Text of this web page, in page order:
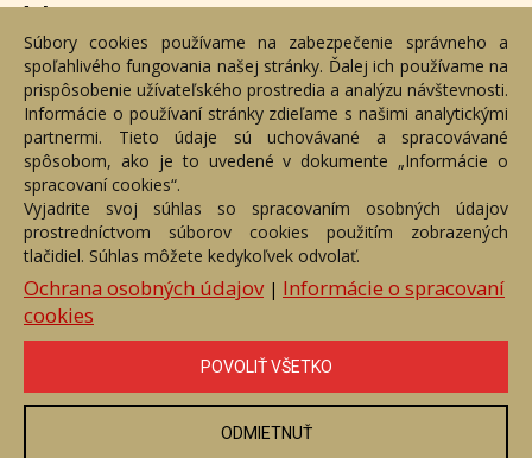
Adresa
Nižný Hrušov 333, 094 22, Slovenská republika
+421 905 356 921
+421 905 959 101
dartesro@dartesro.sk
Hlavná stránka Aukčný katalóg
Objednávka dražby
Termíny aukcií
Online Aukcia
DARTE AUKČNÁ SPOLOČNOSŤ s.r.o. © 2007 - 2026
Akékoľvek používanie obrazových a textových súčastí tejto stránky je
podmienené výslovným súhlasom jej vlastníka. Všetky práva sú
vyhradené.
Súbory cookies používame na zabezpečenie správneho a
spoľahlivého fungovania našej stránky. Ďalej ich používame na
prispôsobenie užívateľského prostredia a analýzu návštevnosti.
Informácie o používaní stránky zdieľame s našimi analytickými
partnermi. Tieto údaje sú uchovávané a spracovávané
spôsobom, ako je to uvedené v dokumente „Informácie o
spracovaní cookies“.
Vyjadrite svoj súhlas so spracovaním osobných údajov
prostredníctvom súborov cookies použitím zobrazených
tlačidiel. Súhlas môžete kedykoľvek odvolať.
Ochrana osobných údajov| Informácie o spracovaní
cookies
POVOLIŤ VŠETKO
ODMIETNUŤ